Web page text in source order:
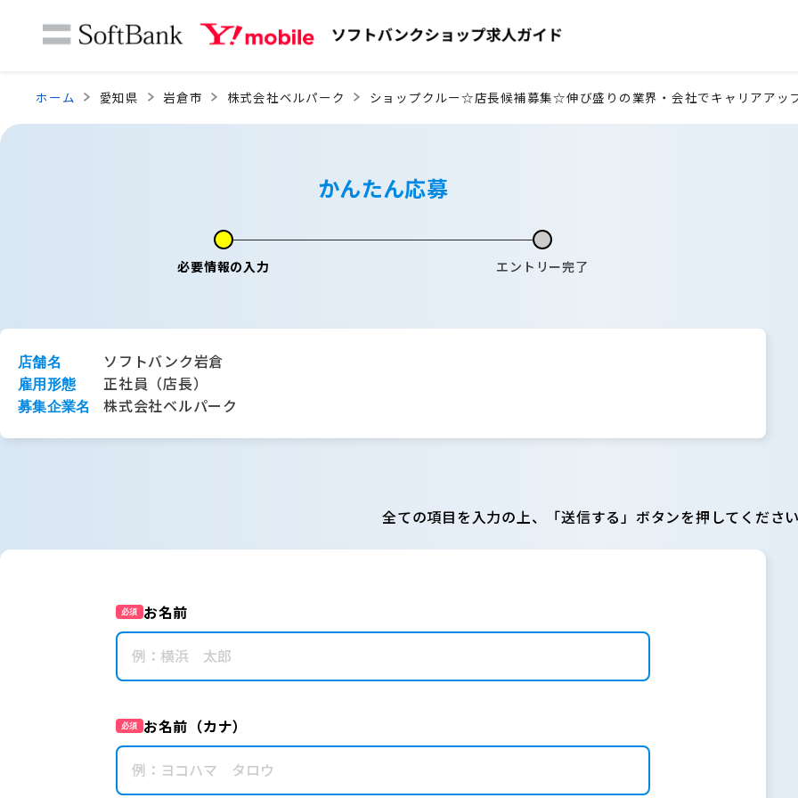
ホーム 愛知県 岩倉市 株式会社ベルパーク ショップクルー☆店長候補募集☆伸び盛りの業界・会社でキャリアアッ
かんたん応募
必要情報の入力 エントリー完了
店舗名 ソフトバンク岩倉
雇用形態 正社員（店長）
募集企業名 株式会社ベルパーク
全ての項目を入力の上、「送信する」ボタンを押してくださ
必須 お名前
必須 お名前（カナ）